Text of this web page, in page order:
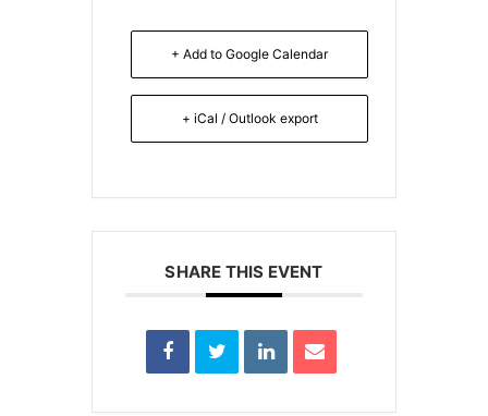
+ Add to Google Calendar
+ iCal / Outlook export
SHARE THIS EVENT